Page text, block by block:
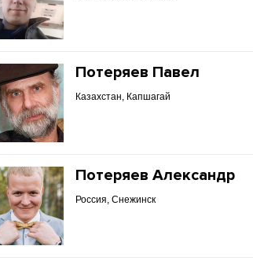
Потеряев Павел
Казахстан, Капшагай
Потеряев Александр
Россия, Снежинск